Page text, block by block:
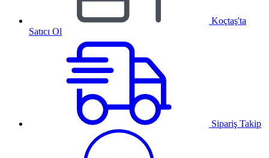
Koçtaş'ta
Satıcı Ol
Sipariş Takip